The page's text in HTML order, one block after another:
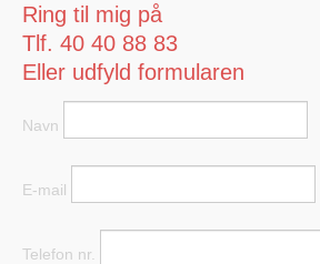
Ring til mig på
Tlf. 40 40 88 83
Eller udfyld formularen
Navn
E-mail
Telefon nr.